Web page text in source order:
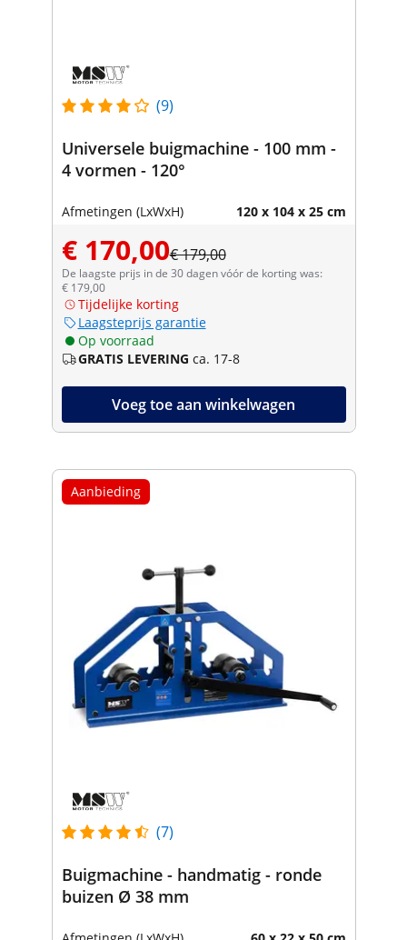
(9)
Universele buigmachine - 100 mm -
4 vormen - 120°
Afmetingen (LxWxH) 120 x 104 x 25 cm
€ 170,00€ 179,00
De laagste prijs in de 30 dagen vóór de korting was:
€ 179,00
Tijdelijke korting
Laagsteprijs garantie
Op voorraad
GRATIS LEVERING ca. 17-8
Voeg toe aan winkelwagen
Aanbieding
(7)
Buigmachine - handmatig - ronde
buizen Ø 38 mm